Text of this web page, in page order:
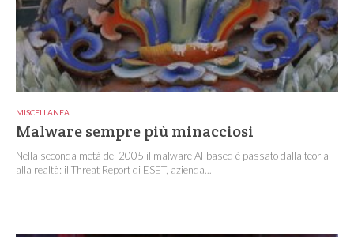
MISCELLANEA
Malware sempre più minacciosi
Nella seconda metà del 2005 il malware AI-based è passato dalla teoria
alla realtà: il Threat Report di ESET, azienda...